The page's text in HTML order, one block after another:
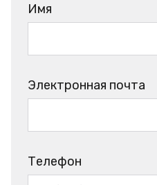
Имя
Электронная почта
Телефон